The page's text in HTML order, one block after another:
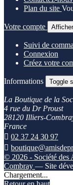
Plan du site
Votre compte
Suivi de
Connexion
Créez votre
Informations Toggle
La Boutique de la
4 rue du Dr Proust
28120 Illiers-
France
 02 37 24 30 97

© 2026 - Société des
Combray — Site
Chargement...